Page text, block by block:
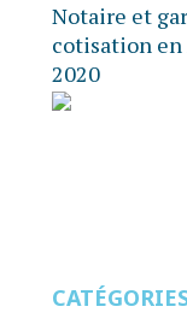
Notaire et
cotisation en
2020